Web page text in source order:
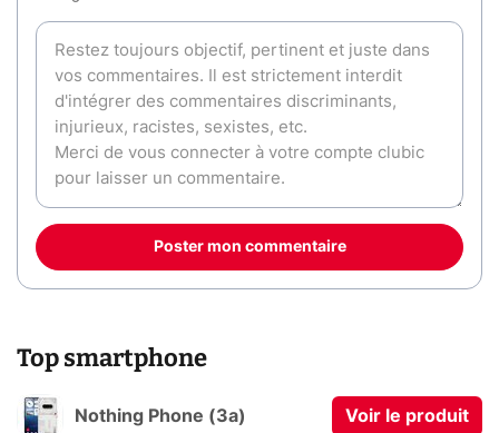
Poster mon commentaire
Top smartphone
Nothing Phone (3a) Voir le produit